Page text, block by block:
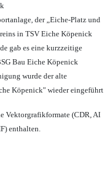
der „Eiche-Platz und
in TSV Eiche Köpenick
gab es eine kurzzeitige
Bau Eiche Köpenick
wurde der alte
Köpenick" wieder eingeführt
Vektorgrafikformate (CDR, AI
enthalten.